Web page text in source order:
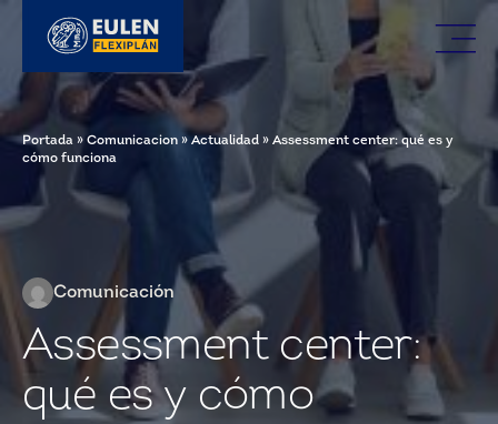
Portada » Comunicacion » Actualidad » Assessment center: qué es y
cómo funciona
Comunicación
Assessment center:
qué es y cómo